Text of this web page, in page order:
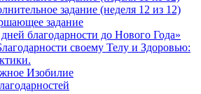
задание (неделя 12 из 12)
задание
благодарности до Нового Года»
своему Телу и Здоровью:
Изобилие